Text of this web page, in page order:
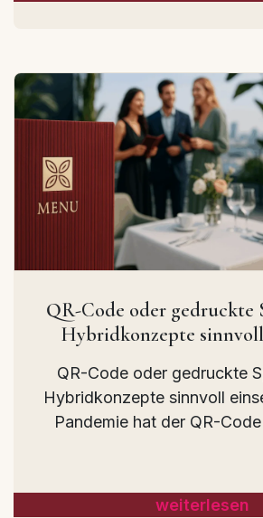
QR-Code oder gedruckte
Hybridkonzepte
QR-Code oder gedruckte
Hybridkonzepte sinnvoll
Pandemie hat der QR-
weiterlesen